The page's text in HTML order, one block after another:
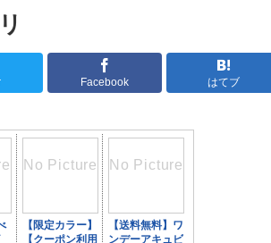
Facebook はてブ